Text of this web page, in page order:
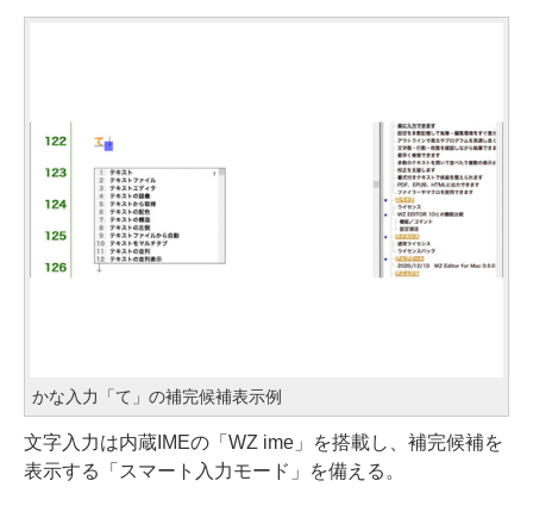
かな入力「て」の補完候補表示例
文字入力は内蔵IMEの「WZ ime」を搭載し、補完候補を
表示する「スマート入力モード」を備える。